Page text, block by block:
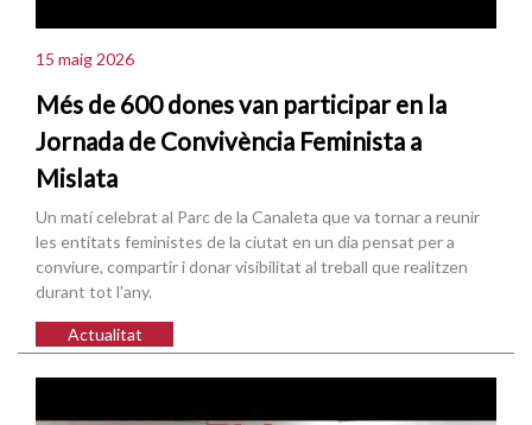
15 maig 2026
Més de 600 dones van participar en la
Jornada de Convivència Feminista a
Mislata
Un matí celebrat al Parc de la Canaleta que va tornar a reunir
les entitats feministes de la ciutat en un dia pensat per a
conviure, compartir i donar visibilitat al treball que realitzen
durant tot l'any.
Actualitat